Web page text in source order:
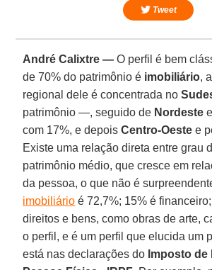
Tweet
André Calixtre — O perfil é bem
de 70% do patrimônio é imobiliário,
regional dele é concentrada no
patrimônio —, seguido de Nordeste
com 17%, e depois Centro-Oeste e
Existe uma relação direta entre grau
patrimônio médio, que cresce em
da pessoa, o que não é
imobiliário é 72,7%; 15% é
direitos e bens, como obras de arte,
o perfil, e é um perfil que elucida um
está nas declarações do Imposto de